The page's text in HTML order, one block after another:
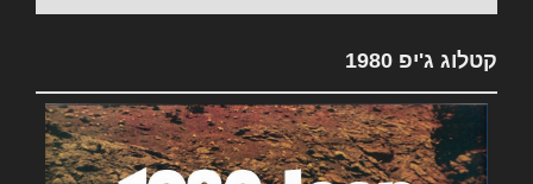
קטלוג ג'יפ 1980